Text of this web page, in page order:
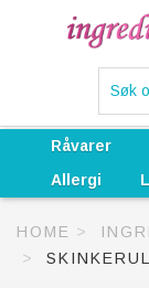
Råvarer
Allergi
HOME